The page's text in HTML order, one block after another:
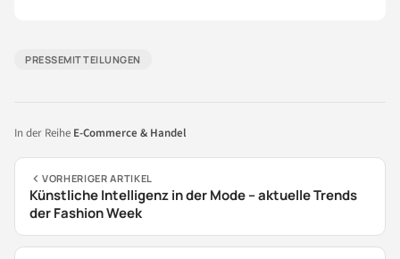
PRESSEMITTEILUNGEN
In der Reihe E-Commerce & Handel
VORHERIGER ARTIKEL
Künstliche Intelligenz in der Mode – aktuelle Trends
der Fashion Week